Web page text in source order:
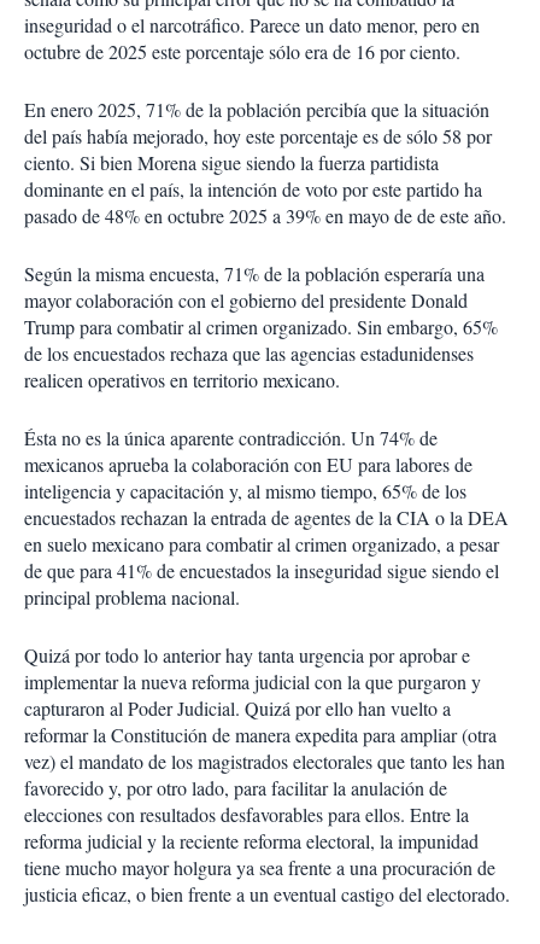
inseguridad o el narcotráfico. Parece un dato menor, pero en
octubre de 2025 este porcentaje sólo era de 16 por ciento.
En enero 2025, 71% de la población percibía que la situación
del país había mejorado, hoy este porcentaje es de sólo 58 por
ciento. Si bien Morena sigue siendo la fuerza partidista
dominante en el país, la intención de voto por este partido ha
pasado de 48% en octubre 2025 a 39% en mayo de de este año.
Según la misma encuesta, 71% de la población esperaría una
mayor colaboración con el gobierno del presidente Donald
Trump para combatir al crimen organizado. Sin embargo, 65%
de los encuestados rechaza que las agencias estadunidenses
realicen operativos en territorio mexicano.
Ésta no es la única aparente contradicción. Un 74% de
mexicanos aprueba la colaboración con EU para labores de
inteligencia y capacitación y, al mismo tiempo, 65% de los
encuestados rechazan la entrada de agentes de la CIA o la DEA
en suelo mexicano para combatir al crimen organizado, a pesar
de que para 41% de encuestados la inseguridad sigue siendo el
principal problema nacional.
Quizá por todo lo anterior hay tanta urgencia por aprobar e
implementar la nueva reforma judicial con la que purgaron y
capturaron al Poder Judicial. Quizá por ello han vuelto a
reformar la Constitución de manera expedita para ampliar (otra
vez) el mandato de los magistrados electorales que tanto les han
favorecido y, por otro lado, para facilitar la anulación de
elecciones con resultados desfavorables para ellos. Entre la
reforma judicial y la reciente reforma electoral, la impunidad
tiene mucho mayor holgura ya sea frente a una procuración de
justicia eficaz, o bien frente a un eventual castigo del electorado.